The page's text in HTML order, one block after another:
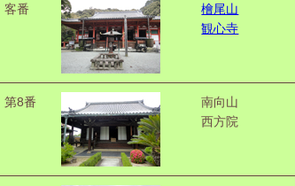
客番
檜尾山
観心寺
第8番
南向山
西方院